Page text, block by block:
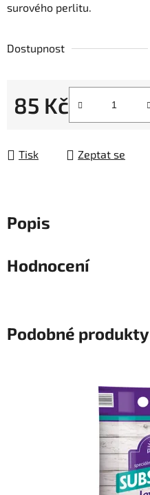
surového perlitu.
Dostupnost
85 Kč
Měrná cena:
Tisk Zeptat se
Popis
Hodnocení
Podobné produkty